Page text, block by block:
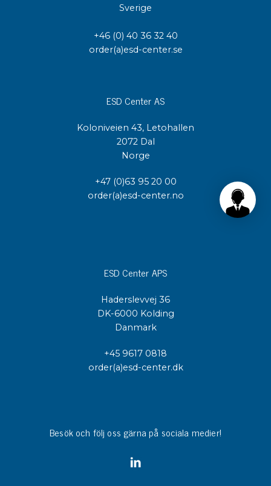
Sverige
+46 (0) 40 36 32 40
order(a)esd-center.se
ESD Center AS
Koloniveien 43, Letohallen
2072 Dal
Norge
+47 (0)63 95 20 00
order(a)esd-center.no
ESD Center APS
Haderslevvej 36
DK-6000 Kolding
Danmark
+45 9617 0818
order(a)esd-center.dk
Besök och följ oss gärna på sociala medier!